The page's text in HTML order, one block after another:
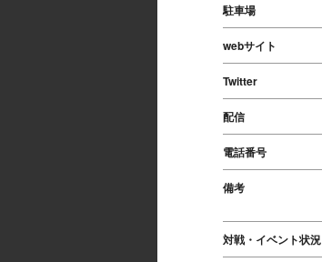
駐車場
webサイト
Twitter
配信
電話番号
備考
対戦・イベント状況